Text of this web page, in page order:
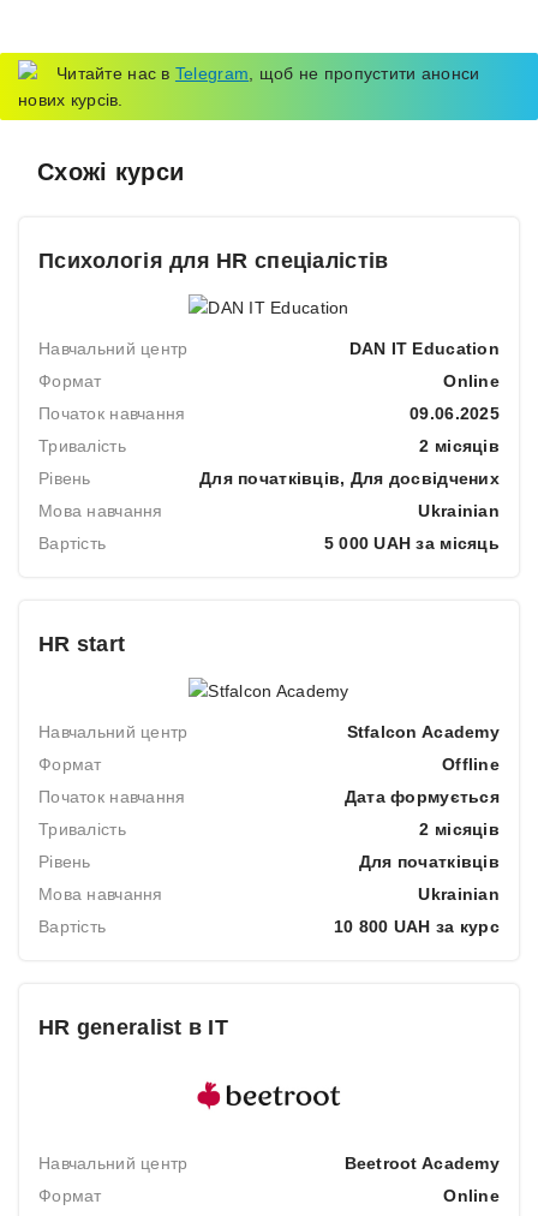
Читайте нас в Telegram , щоб не пропустити анонси
нових курсів.
Схожі курси
Психологія для HR спеціалістів
Навчальний центр
DAN IT Education
Формат
Online
Початок навчання
09.06.2025
Тривалість
2 місяців
Рівень
Для початківців, Для досвідчених
Мова навчання
Ukrainian
Вартість
5 000 UAH за місяць
HR start
Навчальний центр
Stfalcon Academy
Формат
Offline
Початок навчання
Дата формується
Тривалість
2 місяців
Рівень
Для початківців
Мова навчання
Ukrainian
Вартість
10 800 UAH за курс
HR generalist в IT
Навчальний центр
Beetroot Academy
Формат
Online